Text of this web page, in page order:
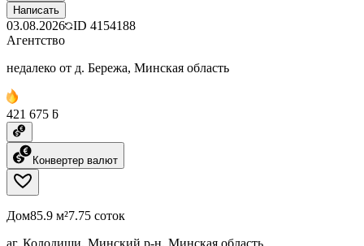
Написать
03.08.2026 ID 4154188
Агентство
недалеко от д. Бережа, Минская область
421 675 ƃ
Конвертер валют
Дом85.9 м²7.75 соток
аг. Колодищи, Минский р-н, Минская область